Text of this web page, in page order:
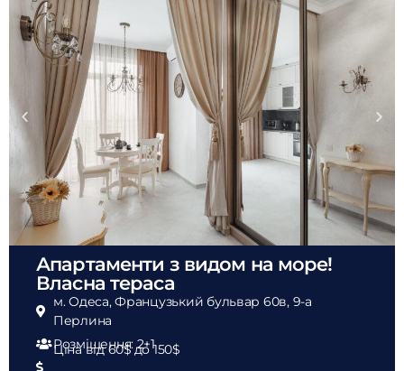
Апартаменти з видом на море!
Власна тераса
м. Одеса, Французький бульвар 60в, 9-а
Перлина
Розміщення: 2+1
Ціна від 60$до 150$